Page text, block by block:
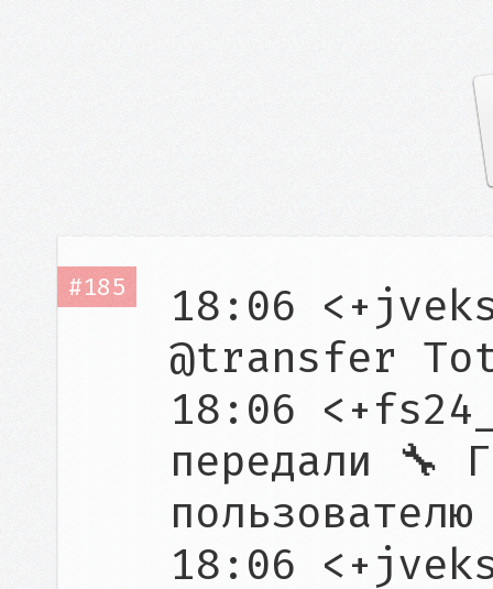
#185
18:06
@transfer
18:06
передали 🔧
18:06